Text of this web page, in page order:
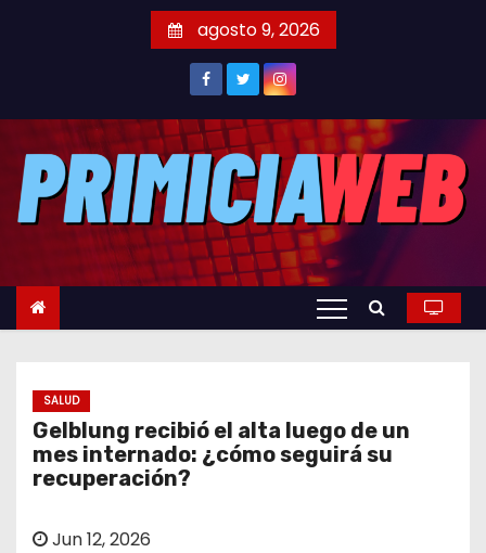
o
agosto 9, 2026
SALUD
Gelblung recibió el alta luego de un
mes internado: ¿cómo seguirá su
recuperación?
Jun 12, 2026